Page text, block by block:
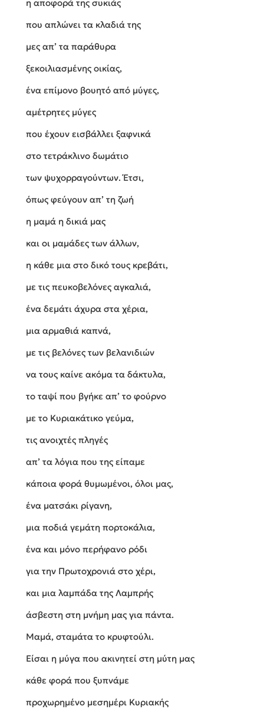
η αποφορά της συκιάς
που απλώνει τα κλαδιά της
μες απ’ τα παράθυρα
ξεκοιλιασμένης οικίας,
ένα επίμονο βουητό από μύγες,
αμέτρητες μύγες
που έχουν εισβάλλει ξαφνικά
στο τετράκλινο δωμάτιο
των ψυχορραγούντων. Έτσι,
όπως φεύγουν απ’ τη ζωή
η μαμά η δικιά μας
και οι μαμάδες των άλλων,
η κάθε μια στο δικό τους κρεβάτι,
με τις πευκοβελόνες αγκαλιά,
ένα δεμάτι άχυρα στα χέρια,
μια αρμαθιά καπνά,
με τις βελόνες των βελανιδιών
να τους καίνε ακόμα τα δάκτυλα,
το ταψί που βγήκε απ’ το φούρνο
με το Κυριακάτικο γεύμα,
τις ανοιχτές πληγές
απ’ τα λόγια που της είπαμε
κάποια φορά θυμωμένοι, όλοι μας,
ένα ματσάκι ρίγανη,
μια ποδιά γεμάτη πορτοκάλια,
ένα και μόνο περήφανο ρόδι
για την Πρωτοχρονιά στο χέρι,
και μια λαμπάδα της Λαμπρής
άσβεστη στη μνήμη μας για πάντα.
Μαμά, σταμάτα το κρυφτούλι.
Είσαι η μύγα που ακινητεί στη μύτη μας
κάθε φορά που ξυπνάμε
προχωρημένο μεσημέρι Κυριακής